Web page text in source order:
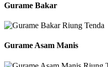
Gurame Bakar
Gurame Asam Manis